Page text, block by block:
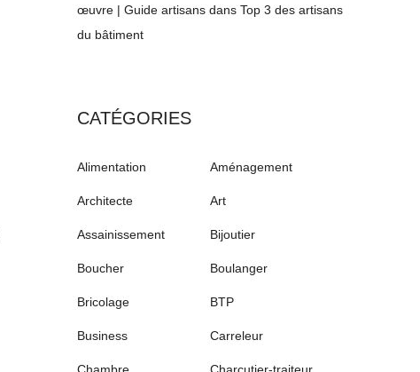
œuvre | Guide artisans dans Top 3 des artisans
du bâtiment
CATÉGORIES
Alimentation Aménagement
Architecte Art
Assainissement Bijoutier
Boucher Boulanger
Bricolage BTP
Business Carreleur